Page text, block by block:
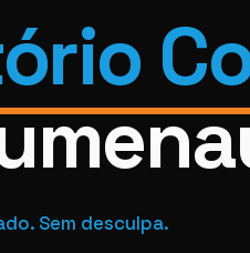
Sem desculpa.